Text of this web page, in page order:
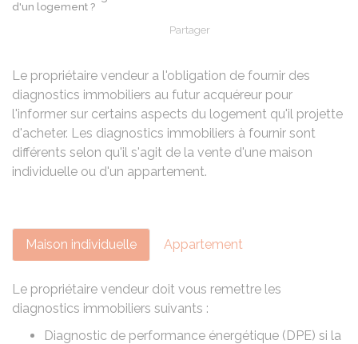
d'un logement ?
Partager
Le propriétaire vendeur a l'obligation de fournir des
diagnostics immobiliers au futur acquéreur pour
l'informer sur certains aspects du logement qu'il projette
d'acheter. Les diagnostics immobiliers à fournir sont
différents selon qu'il s'agit de la vente d'une maison
individuelle ou d'un appartement.
Maison individuelle Appartement
Le propriétaire vendeur doit vous remettre les
diagnostics immobiliers suivants :
Diagnostic de performance énergétique (DPE) si la